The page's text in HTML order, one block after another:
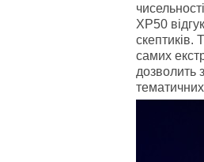
XP50
скептиків.
самих
дозволить